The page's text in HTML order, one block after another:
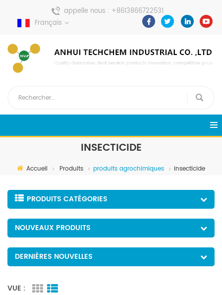
appelle nous : +8613866722531
envoyer un message :
pweiping@techemi.com
Français
INSECTICIDE
Accueil Produits produits agrochimiques insecticide
PRODUITS CATÉGORIES
NOUVEAUX PRODUITS
DERNIÈRES NOUVELLES
VUE :